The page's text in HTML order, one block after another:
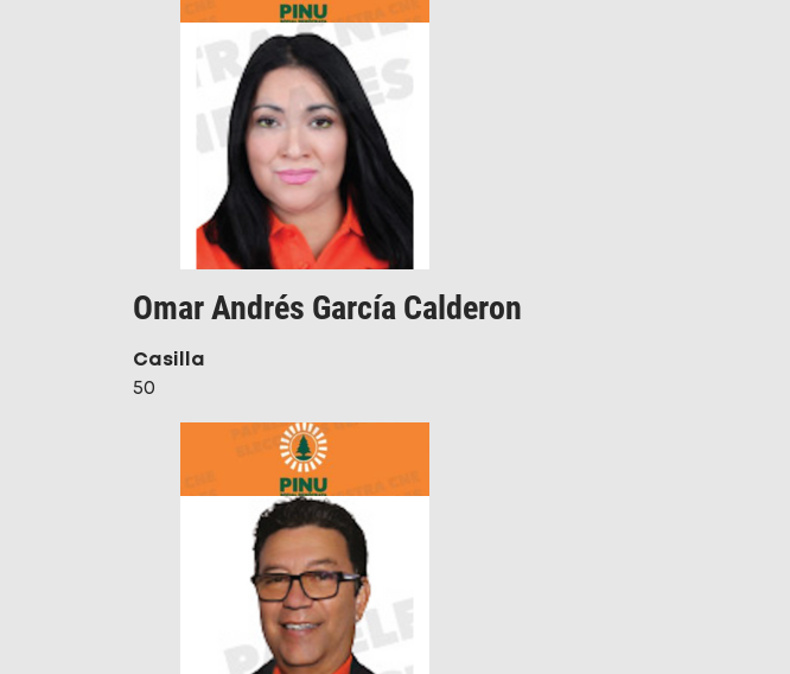
Omar Andrés García Calderon
Casilla
50